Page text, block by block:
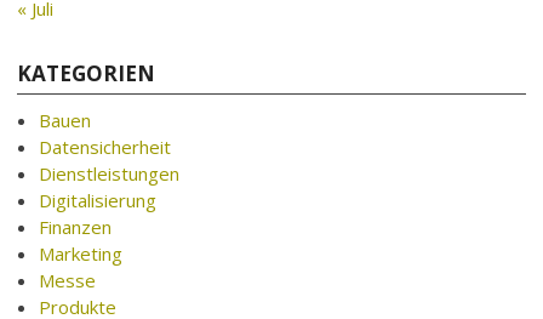
« Juli
KATEGORIEN
Bauen
Datensicherheit
Dienstleistungen
Digitalisierung
Finanzen
Marketing
Messe
Produkte